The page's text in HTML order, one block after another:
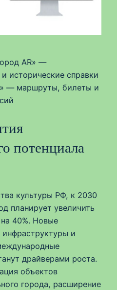
AR» —
исторические справки
— маршруты, билеты и
потенциала
культуры РФ, к 2030
планирует увеличить
40%. Новые
инфраструктуры и
драйверами роста.
объектов
города, расширение